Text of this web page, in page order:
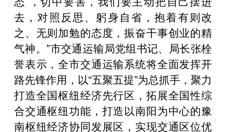
去，对照反思、躬身自省，抱着有则改
之、无则加勉的态度，振奋干事创业的精
气神。”市交通运输局党组书记、局长张栓
誉表示，全市交通运输系统将全面发挥开
路先锋作用，以“五聚五提”为总抓手，聚力
打造全国枢纽经济先行区，拓展全国性综
合交通枢纽功能，打造以南阳为中心的豫
南枢纽经济协同发展区，实现交通区位优